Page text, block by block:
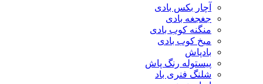
آچار بکس بادی
جغجغه بادی
منگنه کوب بادی
میخ کوب بادی
بادپاش
پیستوله رنگ پاش
شلنگ فنری باد